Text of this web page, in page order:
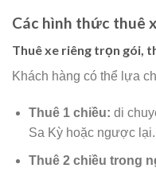
Các hình thức thuê
Thuê xe riêng trọn gói,
Khách hàng có thể lựa
Thuê 1 chiều: di
Sa Kỳ hoặc ngược lại.
Thuê 2 chiều trong